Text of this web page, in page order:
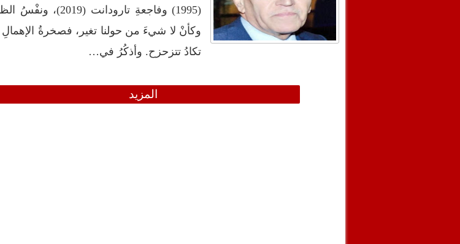
(1995) وفاجعةِ تارودانت
وكأنْ لا شيءَ من حولنا تغير، فصخرةُ الإهمالِ
تكادُ تتزحزح. وأذكُرُ في…
المزيد